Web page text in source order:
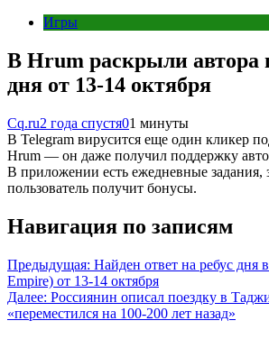
Игры
В Hrum раскрыли автора
дня от 13-14 октября
Cq.ru2 года спустя01 минуты
В Telegram вирусится еще один кликер
Hrum — он даже получил поддержку
В приложении есть ежедневные задания,
пользователь получит бонусы.
Навигация по записям
Предыдущая: Найден ответ на ребус дня
Empire) от 13-14 октября
Далее: Россиянин описал поездку в
«переместился на 100-200 лет назад»